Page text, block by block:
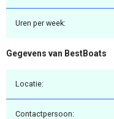
Uren per week:
Gegevens van BestBoats
Locatie:
Contactpersoon: